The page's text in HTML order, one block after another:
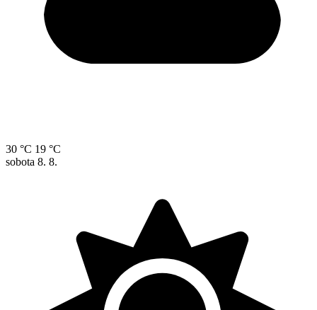
30 °C 19 °C
sobota 8. 8.